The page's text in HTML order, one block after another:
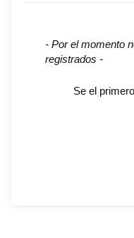
- Por el momento
registrados -
Se el
New content